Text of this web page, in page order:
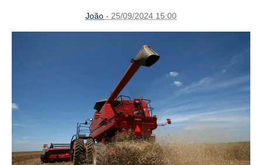
João - 25/09/2024 15:00